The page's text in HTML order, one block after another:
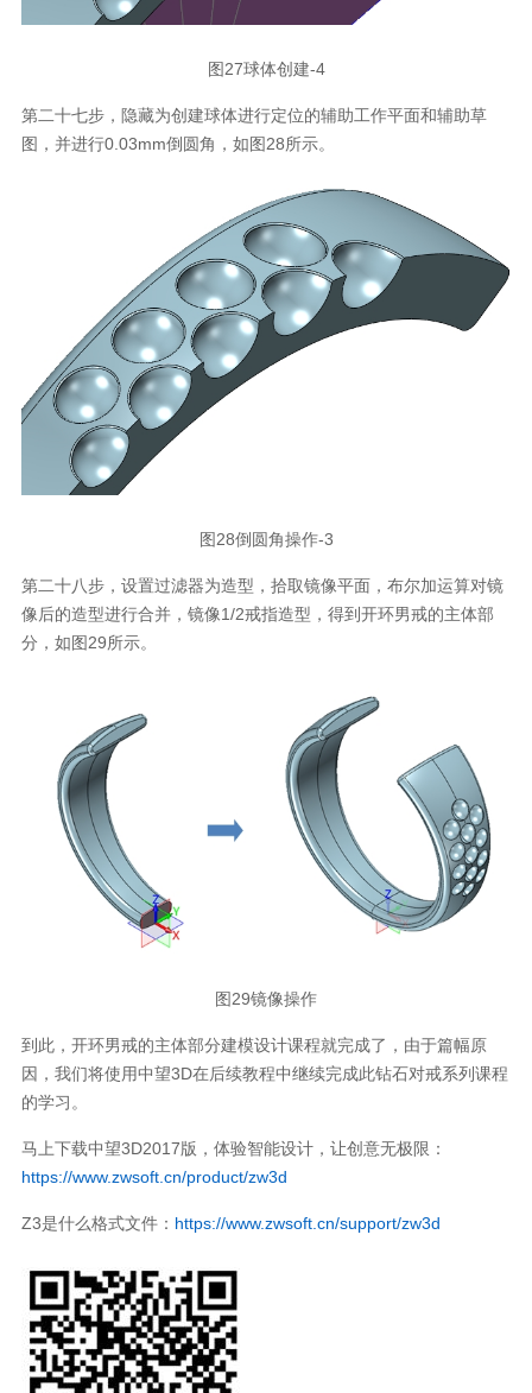
图27球体创建-4
第二十七步，隐藏为创建球体进行定位的辅助工作平面和辅助草
图，并进行0.03mm倒圆角，如图28所示。
图28倒圆角操作-3
第二十八步，设置过滤器为造型，拾取镜像平面，布尔加运算对镜
像后的造型进行合并，镜像1/2戒指造型，得到开环男戒的主体部
分，如图29所示。
图29镜像操作
到此，开环男戒的主体部分建模设计课程就完成了，由于篇幅原
因，我们将使用中望3D在后续教程中继续完成此钻石对戒系列课程
的学习。
马上下载中望3D2017版，体验智能设计，让创意无极限：
https://www.zwsoft.cn/product/zw3d
Z3是什么格式文件： https://www.zwsoft.cn/support/zw3d